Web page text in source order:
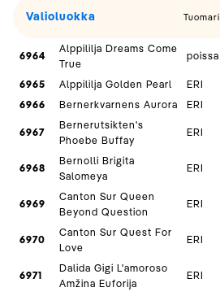
Valioluokka Tuomari
6964
Alppililja Dreams Come
True
poissa
6965 Alppililja Golden Pearl
ERI
6966
Bernerkvarnens Aurora ERI
6967
Bernerutsikten's
Phoebe Buffay
ERI
6968
Bernolli Brigita
Salomeya
ERI
6969
Canton Sur Queen
Beyond Question
ERI
6970
Canton Sur Quest For
Love
ERI
6971
Dalida Gigi L'amoroso
Amžina Euforija
ERI